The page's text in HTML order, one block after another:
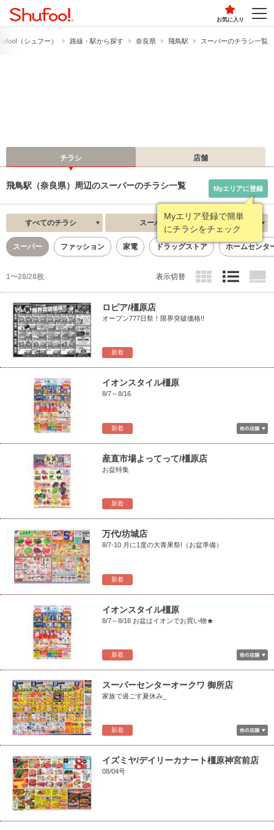
お気に入り
（シュフー） 路線・駅から探す 奈良県 飛鳥駅 スーパーのチラシ一覧
チラシ 店舗
飛鳥駅（奈良県）周辺のスーパーのチラシ一覧
Myエリア登録で簡単
にチラシをチェック
Myエリアに登録
すべてのチラシ スーパー 新着順
スーパー ファッション 家電 ドラッグストア ホームセンタ
1〜28/28枚 表示切替
新着
ロピア/橿原店
オープン777日祭！限界突破価格!!
新着
イオンスタイル橿原
8/7～8/16
新着
産直市場よってって/橿原店
お盆特集
新着
万代/坊城店
8/7-10 月に1度の大青果祭!（お盆準備）
新着
イオンスタイル橿原
8/7～8/16 お盆はイオンでお買い物★
新着
スーパーセンターオークワ 御所店
家族で過ごす夏休み_
イズミヤ/デイリーカナート橿原神宮前店
08/04号